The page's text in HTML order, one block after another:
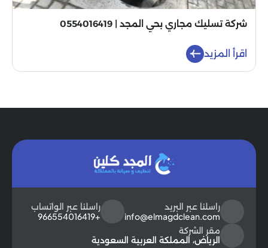
شركة تسليك مجاري بحي المجد | 0554016419
اقرأ المزيد
راسلنا عبر البريد
info@elmagdclean.com
راسلنا عبر الواتساب
+966554016419
مقر الشركة
الرياض، المملكة العربية السعودية